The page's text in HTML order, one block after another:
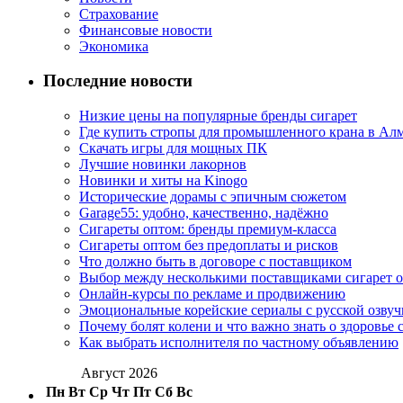
Страхование
Финансовые новости
Экономика
Последние новости
Низкие цены на популярные бренды сигарет
Где купить стропы для промышленного крана в
Скачать игры для мощных ПК
Лучшие новинки лакорнов
Новинки и хиты на Kinogo
Исторические дорамы с эпичным сюжетом
Garage55: удобно, качественно, надёжно
Сигареты оптом: бренды премиум-класса
Сигареты оптом без предоплаты и рисков
Что должно быть в договоре с поставщиком
Выбор между несколькими поставщиками сигарет
Онлайн-курсы по рекламе и продвижению
Эмоциональные корейские сериалы с русской
Почему болят колени и что важно знать о здоровье
Как выбрать исполнителя по частному объявлению
Август 2026
Пн Вт Ср Чт Пт Сб Вс